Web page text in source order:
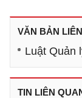
VĂN BẢN
Luật Quản
TIN LIÊN